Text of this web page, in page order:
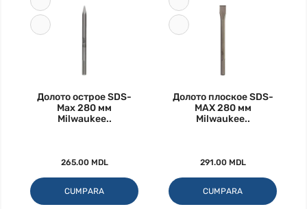
Долото острое SDS-
Max 280 мм
Milwaukee..
265.00 MDL
CUMPARA
Долото плоское SDS-
MAX 280 мм
Milwaukee..
291.00 MDL
CUMPARA